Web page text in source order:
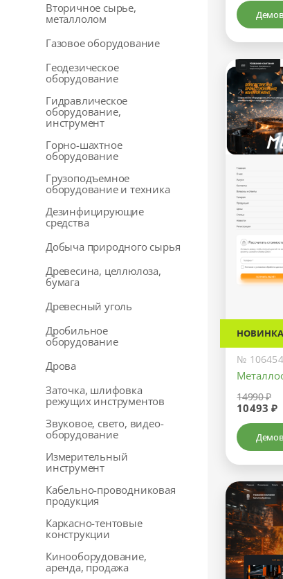
Вторичное сырье,
металлолом
Газовое оборудование
Геодезическое
оборудование
Гидравлическое
оборудование,
инструмент
Горно-шахтное
оборудование
Грузоподъемное
оборудование и техника
Дезинфицирующие
средства
Добыча природного сырья
Древесина, целлюлоза,
бумага
Древесный уголь
Дробильное
оборудование
Дрова
Заточка, шлифовка
режущих инструментов
Звуковое, свето, видео-
оборудование
Измерительный
инструмент
Кабельно-проводниковая
продукция
Каркасно-тентовые
конструкции
Кинооборудование,
аренда, продажа
НОВИНКА
№ 106454
14990 ₽
10493 ₽